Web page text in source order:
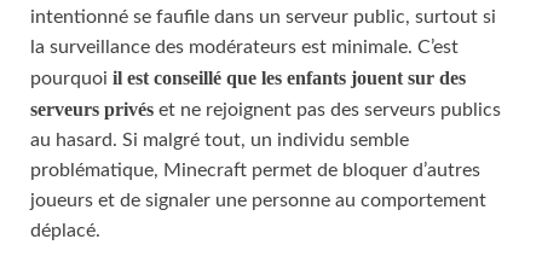
intentionné se faufile dans un serveur public, surtout si
la surveillance des modérateurs est minimale. C’est
pourquoi il est conseillé que les enfants jouent sur des
serveurs privés et ne rejoignent pas des serveurs publics
au hasard. Si malgré tout, un individu semble
problématique, Minecraft permet de bloquer d’autres
joueurs et de signaler une personne au comportement
déplacé.